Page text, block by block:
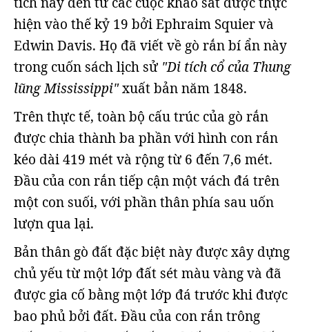
hiện vào thế kỷ 19 bởi Ephraim Squier và
Edwin Davis. Họ đã viết về gò rắn bí ẩn này
trong cuốn sách lịch sử "Di tích cổ của Thung
lũng Mississippi"xuất bản năm 1848.
Trên thực tế, toàn bộ cấu trúc của gò rắn
được chia thành ba phần với hình con rắn
kéo dài 419 mét và rộng từ 6 đến 7,6 mét.
Đầu của con rắn tiếp cận một vách đá trên
một con suối, với phần thân phía sau uốn
lượn qua lại.
Bản thân gò đất đặc biệt này được xây dựng
chủ yếu từ một lớp đất sét màu vàng và đã
được gia cố bằng một lớp đá trước khi được
bao phủ bởi đất. Đầu của con rắn trông